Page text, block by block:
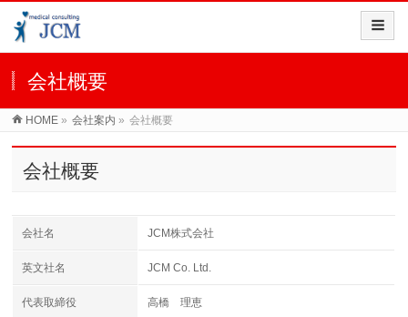
会社概要
HOME » 会社案内 » 会社概要
会社概要
会社名 JCM株式会社
英文社名 JCM Co. Ltd.
代表取締役 高橋 理恵